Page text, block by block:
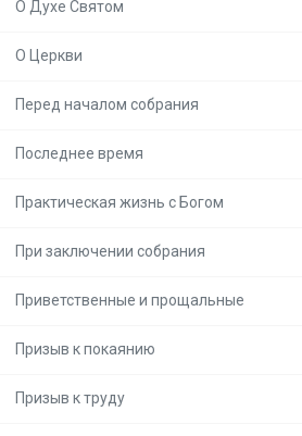
О Духе Святом
О Церкви
Перед началом собрания
Последнее время
Практическая жизнь с Богом
При заключении собрания
Приветственные и прощальные
Призыв к покаянию
Призыв к труду